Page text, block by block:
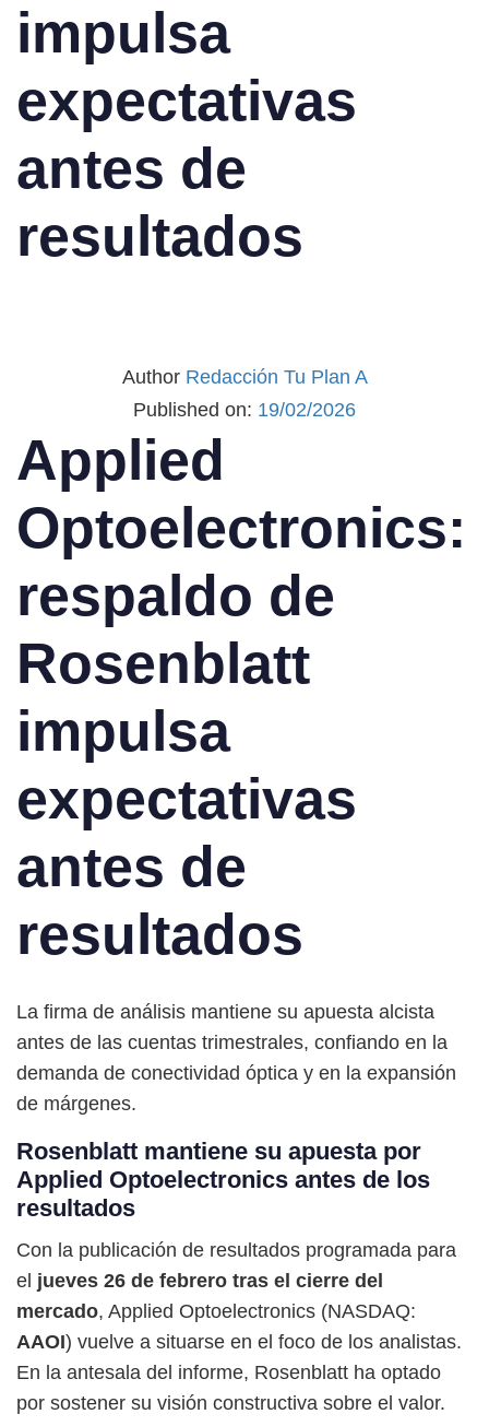
impulsa
expectativas
antes de
resultados
Author Redacción Tu Plan A
Published on: 19/02/2026
Applied
Optoelectronics:
respaldo de
Rosenblatt
impulsa
expectativas
antes de
resultados
La firma de análisis mantiene su apuesta alcista
antes de las cuentas trimestrales, confiando en la
demanda de conectividad óptica y en la expansión
de márgenes.
Rosenblatt mantiene su apuesta por
Applied Optoelectronics antes de los
resultados
Con la publicación de resultados programada para
el jueves 26 de febrero tras el cierre del
mercado, Applied Optoelectronics (NASDAQ:
AAOI) vuelve a situarse en el foco de los analistas.
En la antesala del informe, Rosenblatt ha optado
por sostener su visión constructiva sobre el valor.